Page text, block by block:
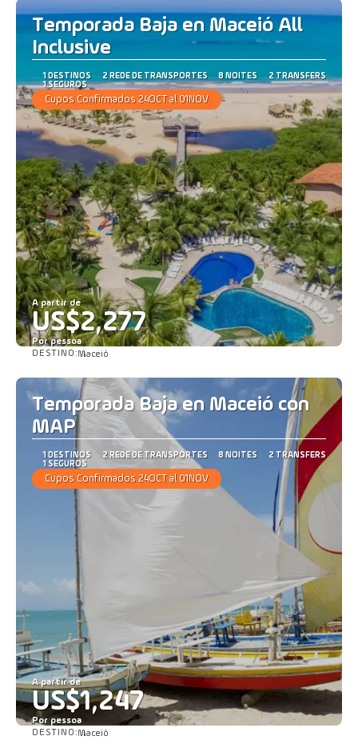
Temporada Baja en Maceió All
Inclusive
1 DESTINOS 2 REDE DE TRANSPORTES 8 NOITES
2 TRANSFERS
1 SEGUROS
Cupos Confirmados 24OCT al 01NOV
A partir de
US$2,277
Por pessoa
DESTINO:Maceió
Temporada Baja en Maceió con
MAP
1 DESTINOS 2 REDE DE TRANSPORTES 8 NOITES
2 TRANSFERS
1 SEGUROS
Cupos Confirmados 24OCT al 01NOV
A partir de
US$1,247
Por pessoa
DESTINO:Maceió